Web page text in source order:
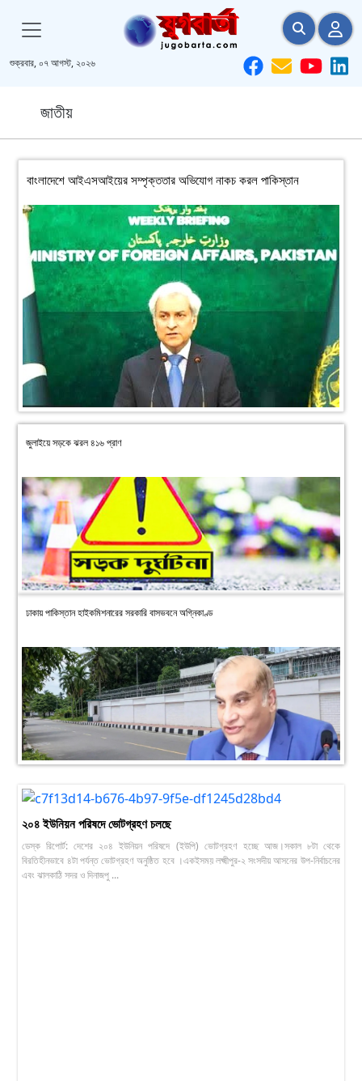
শুক্রবার, ০৭ আগস্ট, ২০২৬
জাতীয়
বাংলাদেশে আইএসআইয়ের সম্পৃক্ততার অভিযোগ নাকচ করল পাকিস্তান
জুলাইয়ে সড়কে ঝরল ৪১৬ প্রাণ
ঢাকায় পাকিস্তান হাইকমিশনারের সরকারি বাসভবনে অগ্নিকাণ্ড
২০৪ ইউনিয়ন পরিষদে ভোটগ্রহণ চলছে
ডেস্ক রিপোর্ট: দেশের ২০৪ ইউনিয়ন পরিষদে (ইউপি) ভোটগ্রহণ হচ্ছে আজ।সকাল ৮টা থেকে
বিরতিহীনভাবে ৪টা পর্যন্ত ভোটগ্রহণ অনুষ্ঠিত হবে ।একইসময় লক্ষ্মীপুর-২ সংসদীয় আসনের উপ-নির্বাচনের
এবং ঝালকাঠি সদর ও দিনাজপু ...